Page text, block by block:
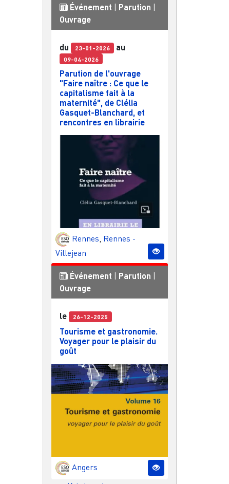
Événement Parution
Ouvrage
du 23-01-2026 au
09-04-2026
Parution de l'ouvrage
"Faire naître : Ce que le
capitalisme fait à la
maternité", de Clélia
Gasquet-Blanchard, et
rencontres en librairie
Rennes, Rennes -
Villejean
Événement Parution
Ouvrage
le 26-12-2025
Tourisme et gastronomie.
Voyager pour le plaisir du
goût
Angers